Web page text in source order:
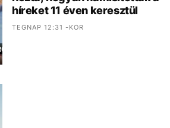
híreket 11 éven keresztül
TEGNAP 12:31 -KOR